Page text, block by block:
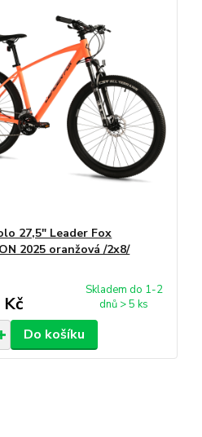
27,5" Leader Fox
2025 oranžová /2x8/
Skladem do 1-2
dnů > 5 ks
Do košíku